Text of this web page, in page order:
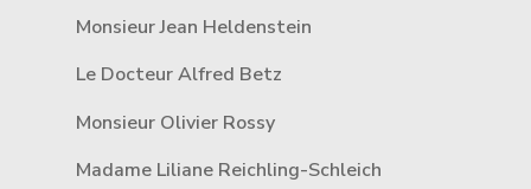
Monsieur Jean Heldenstein
Le Docteur Alfred Betz
Monsieur Olivier Rossy
Madame Liliane Reichling-Schleich